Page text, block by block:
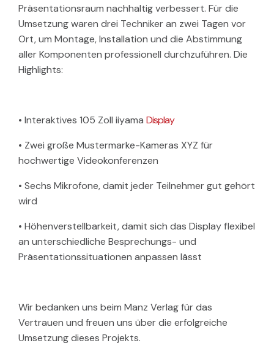
Präsentationsraum nachhaltig verbessert. Für die
Umsetzung waren drei Techniker an zwei Tagen vor
Ort, um Montage, Installation und die Abstimmung
aller Komponenten professionell durchzuführen. Die
Highlights:
• Interaktives 105 Zoll iiyama Display
• Zwei große Mustermarke-Kameras XYZ für
hochwertige Videokonferenzen
• Sechs Mikrofone, damit jeder Teilnehmer gut gehört
wird
• Höhenverstellbarkeit, damit sich das Display flexibel
an unterschiedliche Besprechungs- und
Präsentationssituationen anpassen lässt
Wir bedanken uns beim Manz Verlag für das
Vertrauen und freuen uns über die erfolgreiche
Umsetzung dieses Projekts.